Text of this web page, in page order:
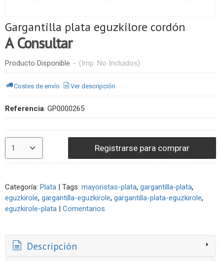
Gargantilla plata eguzkilore cordón
A Consultar
Producto Disponible - (Imp. No Incluidos)
Costes de envío Ver descripción
Referencia: GP0000265
Registrarse para comprar
Categoría: Plata | Tags: mayoristas-plata gargantilla-plata
eguzkirole gargantilla-eguzkirole gargantilla-plata-eguzkirole
eguzkirole-plata | Comentarios
Descripción